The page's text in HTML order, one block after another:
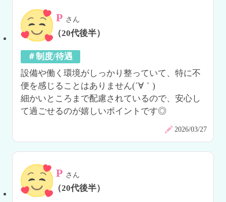
P さん
（20代後半）
＃制度/待遇
設備や働く環境がしっかり整っていて、特に不
便を感じることはありません(´∀｀)
細かいところまで配慮されているので、安心し
て過ごせるのが嬉しいポイントです◎
2026/03/27
P さん
（20代後半）